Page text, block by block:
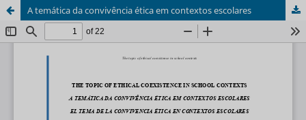
A temática da convivência ética em contextos escolares